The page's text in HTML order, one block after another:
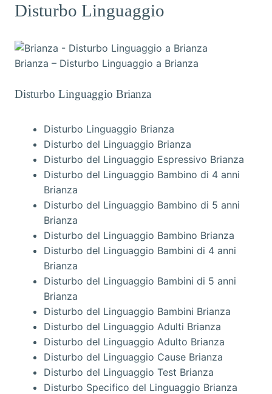
Disturbo Linguaggio
Brianza – Disturbo Linguaggio a Brianza
Disturbo Linguaggio Brianza
Disturbo Linguaggio Brianza
Disturbo del Linguaggio Brianza
Disturbo del Linguaggio Espressivo Brianza
Disturbo del Linguaggio Bambino di 4 anni
Brianza
Disturbo del Linguaggio Bambino di 5 anni
Brianza
Disturbo del Linguaggio Bambino Brianza
Disturbo del Linguaggio Bambini di 4 anni
Brianza
Disturbo del Linguaggio Bambini di 5 anni
Brianza
Disturbo del Linguaggio Bambini Brianza
Disturbo del Linguaggio Adulti Brianza
Disturbo del Linguaggio Adulto Brianza
Disturbo del Linguaggio Cause Brianza
Disturbo del Linguaggio Test Brianza
Disturbo Specifico del Linguaggio Brianza